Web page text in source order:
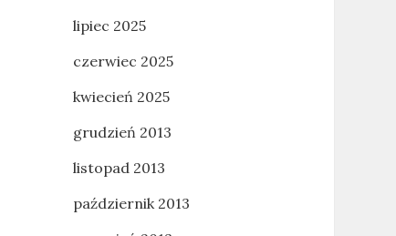
lipiec 2025
czerwiec 2025
kwiecień 2025
grudzień 2013
listopad 2013
październik 2013